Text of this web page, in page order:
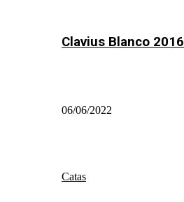
Clavius Blanco 2016
06/06/2022
Catas